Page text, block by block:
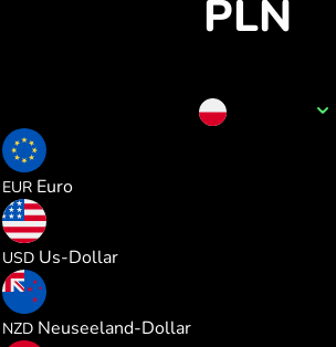
PLN
EUR Euro
USD Us-Dollar
NZD Neuseeland-Dollar